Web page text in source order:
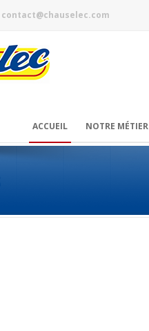
contact@chauselec.com
ACCUEIL NOTRE MÉTIER